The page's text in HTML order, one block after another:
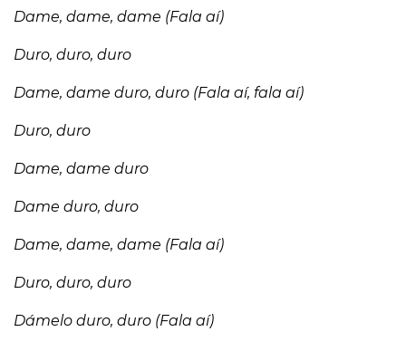
Dame, dame, dame (Fala aí)
Duro, duro, duro
Dame, dame duro, duro (Fala aí, fala aí)
Duro, duro
Dame, dame duro
Dame duro, duro
Dame, dame, dame (Fala aí)
Duro, duro, duro
Dámelo duro, duro (Fala aí)